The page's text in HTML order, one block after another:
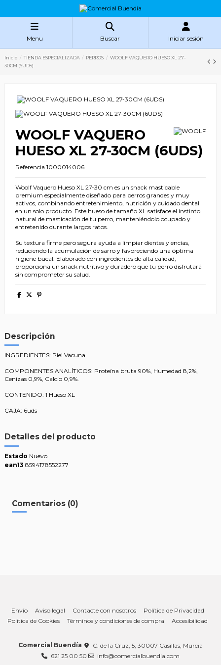
Menu Buscar Iniciar sesión
Inicio TIENDA ESPECIALIZADA PERROS
WOOLF VAQUERO HUESO XL 27-
30CM (6UDS)
WOOLF VAQUERO
HUESO XL 27-30CM (6UDS)
Referencia 1000014006
Woolf Vaquero Hueso XL 27-30 cm es un snack masticable
premium especialmente diseñado para perros grandes y muy
activos, combinando entretenimiento, nutrición y cuidado dental
en un solo producto. Este hueso de tamaño XL satisface el instinto
natural de masticación de tu perro, manteniéndolo ocupado y
entretenido durante largos ratos.
Su textura firme pero segura ayuda a limpiar dientes y encías,
reduciendo la acumulación de sarro y favoreciendo una óptima
higiene bucal. Elaborado con ingredientes de alta calidad,
proporciona un snack nutritivo y duradero que tu perro disfrutará
sin comprometer su salud.
Descripción
INGREDIENTES: Piel Vacuna.
COMPONENTES ANALÍTICOS: Proteína bruta 90%, Humedad 8,2%,
Cenizas 0,9%, Calcio 0,9%.
CONTENIDO: 1 Hueso XL
CAJA: 6uds
Detalles del producto
Estado Nuevo
ean13 8594178552277
Comentarios (0)
Envío Aviso legal Contacte con nosotros
Política de Privacidad
Política de Cookies
Términos y condiciones de compra Accesibilidad
Comercial Buendía
C. de la Cruz, 5, 30007 Casillas, Murcia
621 25 00 50
info@comercialbuendia.com